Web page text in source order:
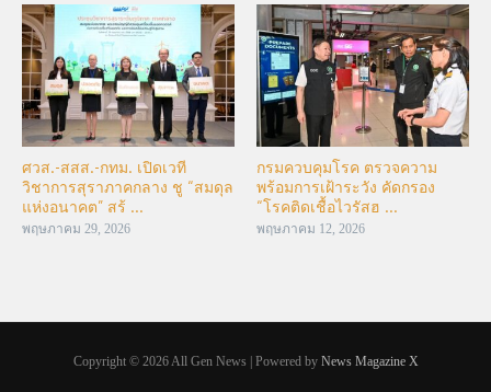
ศวส.-สสส.-กทม. เปิดเวที
วิชาการสุราภาคกลาง ชู “สมดุล
แห่งอนาคต” สร้ ...
พฤษภาคม 29, 2026
กรมควบคุมโรค ตรวจความ
พร้อมการเฝ้าระวัง คัดกรอง
“โรคติดเชื้อไวรัสฮ ...
พฤษภาคม 12, 2026
Copyright © 2026 All Gen News | Powered by News Magazine X